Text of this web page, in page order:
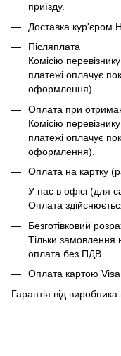
приїзду.
Доставка кур'єром
Післяплата
Комісію
платежі оплачує
оформлення).
Оплата при
Комісію
платежі оплачує
оформлення).
Оплата на картку
У нас в офісі (для
Оплата
Безготівковий
Тільки замовлення
оплата без ПДВ.
Оплата картою
Гарантія від виробника